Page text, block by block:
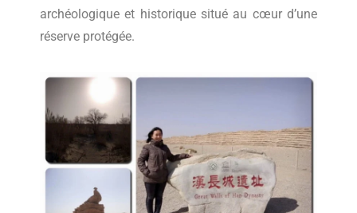
archéologique et historique situé au cœur d’une
réserve protégée.